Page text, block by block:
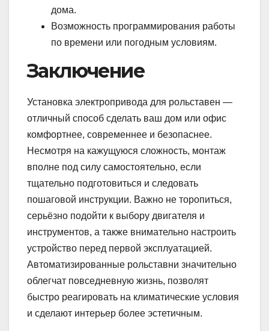
дома.
Возможность программирования работы
по времени или погодным условиям.
Заключение
Установка электропривода для рольставен —
отличный способ сделать ваш дом или офис
комфортнее, современнее и безопаснее.
Несмотря на кажущуюся сложность, монтаж
вполне под силу самостоятельно, если
тщательно подготовиться и следовать
пошаговой инструкции. Важно не торопиться,
серьёзно подойти к выбору двигателя и
инструментов, а также внимательно настроить
устройство перед первой эксплуатацией.
Автоматизированные рольставни значительно
облегчат повседневную жизнь, позволят
быстро реагировать на климатические условия
и сделают интерьер более эстетичным.